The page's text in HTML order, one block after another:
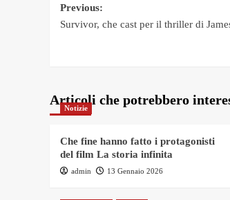
Post
Previous:
Survivor, che cast per il thriller di
Articoli che potrebbero
Notizie
Che fine hanno fatto i protagonisti
del film La storia infinita
admin 13 Gennaio 2026